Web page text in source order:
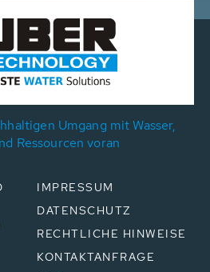
Umgang mit Wasser,
Ressourcen voran
IMPRESSUM
DATENSCHUTZ
RECHTLICHE HINWEISE
KONTAKTANFRAGE